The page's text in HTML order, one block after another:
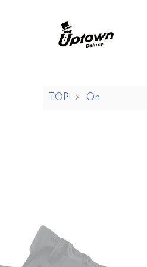
TOP On